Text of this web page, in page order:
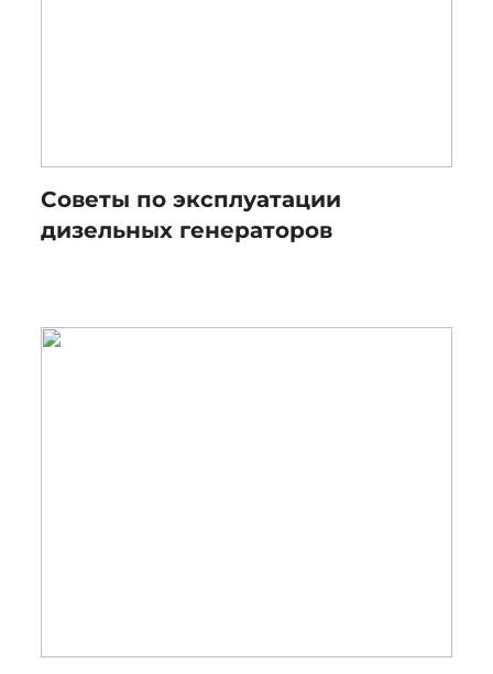
Советы по эксплуатации
дизельных генераторов